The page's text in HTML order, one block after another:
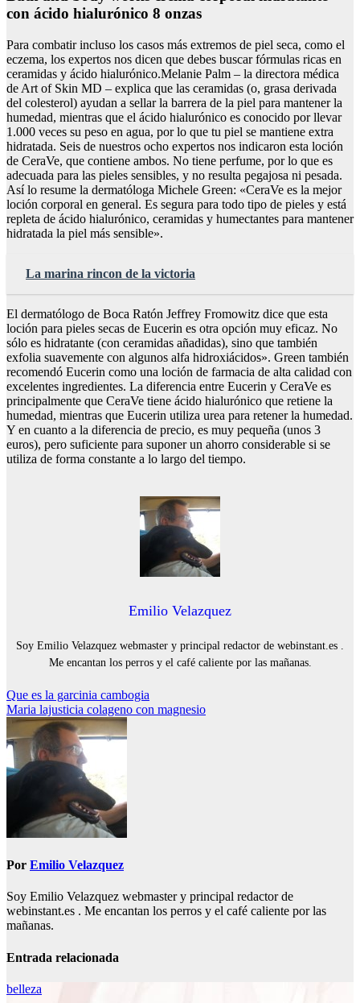
con ácido hialurónico 8 onzas
Para combatir incluso los casos más extremos de piel seca, como el
eczema, los expertos nos dicen que debes buscar fórmulas ricas en
ceramidas y ácido hialurónico.Melanie Palm – la directora médica
de Art of Skin MD – explica que las ceramidas (o, grasa derivada
del colesterol) ayudan a sellar la barrera de la piel para mantener la
humedad, mientras que el ácido hialurónico es conocido por llevar
1.000 veces su peso en agua, por lo que tu piel se mantiene extra
hidratada. Seis de nuestros ocho expertos nos indicaron esta loción
de CeraVe, que contiene ambos. No tiene perfume, por lo que es
adecuada para las pieles sensibles, y no resulta pegajosa ni pesada.
Así lo resume la dermatóloga Michele Green: «CeraVe es la mejor
loción corporal en general. Es segura para todo tipo de pieles y está
repleta de ácido hialurónico, ceramidas y humectantes para mantener
hidratada la piel más sensible».
La marina rincon de la victoria
El dermatólogo de Boca Ratón Jeffrey Fromowitz dice que esta
loción para pieles secas de Eucerin es otra opción muy eficaz. No
sólo es hidratante (con ceramidas añadidas), sino que también
exfolia suavemente con algunos alfa hidroxiácidos». Green también
recomendó Eucerin como una loción de farmacia de alta calidad con
excelentes ingredientes. La diferencia entre Eucerin y CeraVe es
principalmente que CeraVe tiene ácido hialurónico que retiene la
humedad, mientras que Eucerin utiliza urea para retener la humedad.
Y en cuanto a la diferencia de precio, es muy pequeña (unos 3
euros), pero suficiente para suponer un ahorro considerable si se
utiliza de forma constante a lo largo del tiempo.
Emilio Velazquez
Soy Emilio Velazquez webmaster y principal redactor de webinstant.es .
Me encantan los perros y el café caliente por las mañanas.
Navegación
de
entradas
Que es la garcinia cambogia
Maria lajusticia colageno con magnesio
Por Emilio Velazquez
Soy Emilio Velazquez webmaster y principal redactor de
webinstant.es . Me encantan los perros y el café caliente por las
mañanas.
Entrada relacionada
belleza